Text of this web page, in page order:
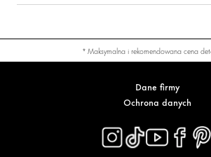
* Maksymalna i rekomendowana cena
Dane firmy
Ochrona danych